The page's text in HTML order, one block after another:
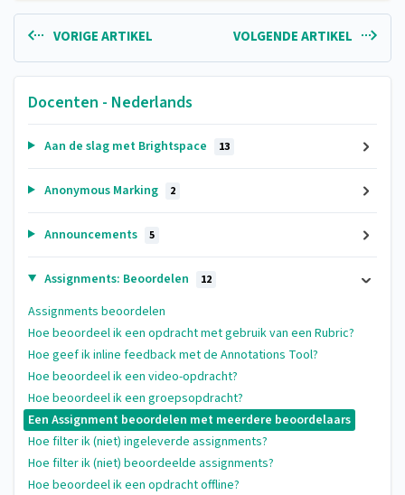
VORIGE ARTIKEL VOLGENDE ARTIKEL
Docenten - Nederlands
Aan de slag met Brightspace 13
Anonymous Marking 2
Announcements 5
Assignments: Beoordelen 12
Assignments beoordelen
Hoe beoordeel ik een opdracht met gebruik van een Rubric?
Hoe geef ik inline feedback met de Annotations Tool?
Hoe beoordeel ik een video-opdracht?
Hoe beoordeel ik een groepsopdracht?
Een Assignment beoordelen met meerdere beoordelaars
Hoe filter ik (niet) ingeleverde assignments?
Hoe filter ik (niet) beoordeelde assignments?
Hoe beoordeel ik een opdracht offline?